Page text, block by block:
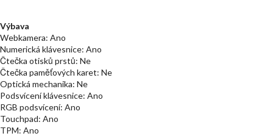
Výbava
Webkamera: Ano
Numerická klávesnice: Ano
Čtečka otisků prstů: Ne
Čtečka paměťových karet: Ne
Optická mechanika: Ne
Podsvícení klávesnice: Ano
RGB podsvícení: Ano
Touchpad: Ano
TPM: Ano